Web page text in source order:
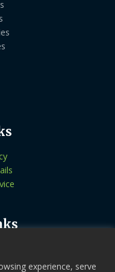
experience, serve
Us